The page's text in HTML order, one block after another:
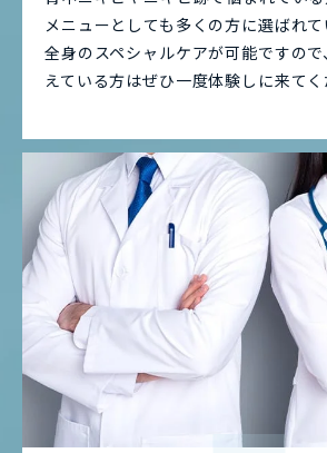
メニューとしても多くの方に選ばれて
全身のスペシャルケアが可能ですの
えている方はぜひ一度体験しに来てく